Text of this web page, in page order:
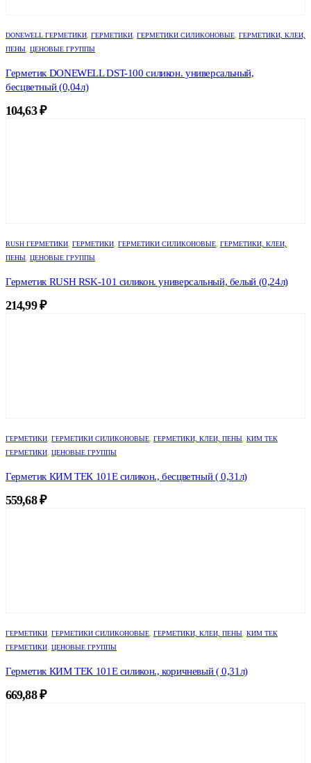
DONEWELL ГЕРМЕТИКИ, ГЕРМЕТИКИ, ГЕРМЕТИКИ СИЛИКОНОВЫЕ, ГЕРМЕТИКИ, КЛЕИ,
ПЕНЫ, ЦЕНОВЫЕ ГРУППЫ
Герметик DONEWELL DST-100 силикон. универсальный,
бесцветный (0,04л)
104,63₽
RUSH ГЕРМЕТИКИ, ГЕРМЕТИКИ, ГЕРМЕТИКИ СИЛИКОНОВЫЕ, ГЕРМЕТИКИ, КЛЕИ,
ПЕНЫ, ЦЕНОВЫЕ ГРУППЫ
Герметик RUSH RSK-101 силикон. универсальный, белый (0,24л)
214,99₽
ГЕРМЕТИКИ, ГЕРМЕТИКИ СИЛИКОНОВЫЕ, ГЕРМЕТИКИ, КЛЕИ, ПЕНЫ, КИМ ТЕК
ГЕРМЕТИКИ, ЦЕНОВЫЕ ГРУППЫ
Герметик КИМ ТЕК 101Е силикон., бесцветный ( 0,31л)
559,68₽
ГЕРМЕТИКИ, ГЕРМЕТИКИ СИЛИКОНОВЫЕ, ГЕРМЕТИКИ, КЛЕИ, ПЕНЫ, КИМ ТЕК
ГЕРМЕТИКИ, ЦЕНОВЫЕ ГРУППЫ
Герметик КИМ ТЕК 101Е силикон., коричневый ( 0,31л)
669,88₽